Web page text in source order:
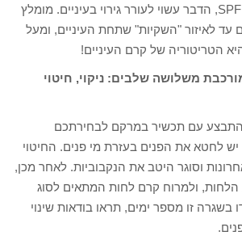
וקרם היום שלנו מכיל SPF, הדבר עשוי לעורר גירוי בעיניים. מומלץ
עד לאיזור "השקיות" שתחת העיניים, ומעל
הטריטוריה של קרם העיניים!
משלושה שלבים: ניקוי, חיטוי
עם תכשיר במרקם לבחירתכם
לחטא את הפנים בעזרת מי פנים. החיטוי
וסוגר היטב את הנקבוביות. לאחר מכן,
הלחות, ולמרוח קרם לחות המתאים לסוג
בשגרה זו מספר ימים, תראו בודאות שינוי